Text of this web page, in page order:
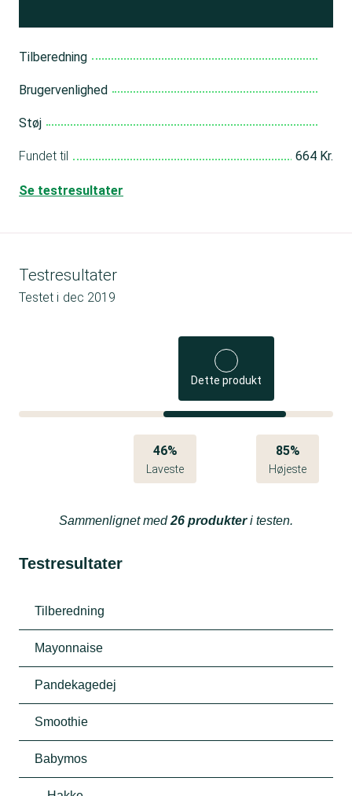
Tilberedning
Brugervenlighed
Støj
Fundet til 664 Kr.
Se testresultater
Testresultater
Testet i dec 2019
Dette produkt
46%
Laveste
85%
Højeste
Sammenlignet med26 produkteri testen.
Testresultater
Tilberedning
Mayonnaise
Pandekagedej
Smoothie
Babymos